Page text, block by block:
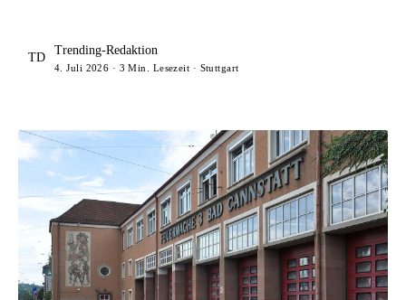
TD
Trending-Redaktion
4. Juli 2026 · 3 Min. Lesezeit · Stuttgart